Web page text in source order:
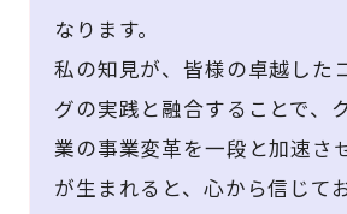
なります。
私の知見が、皆様の卓越した
グの実践と融合することで、
業の事業変革を一段と加速さ
が生まれると、心から信じてお